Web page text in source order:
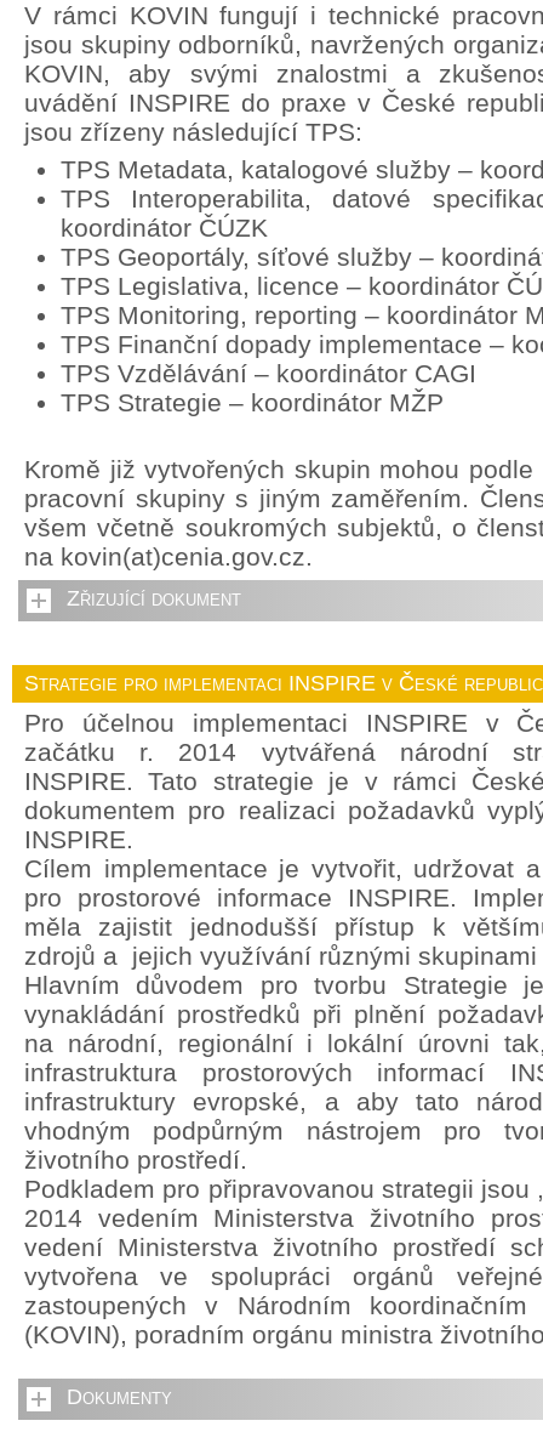
V rámci KOVIN fungují i technické
jsou skupiny odborníků, navržených
KOVIN, aby svými znalostmi a
uvádění INSPIRE do praxe v České
jsou zřízeny následující TPS:
TPS Metadata, katalogové služby –
TPS Interoperabilita, datové
koordinátor ČÚZK
TPS Geoportály, síťové služby –
TPS Legislativa, licence – koordinátor
TPS Monitoring, reporting – koordinátor
TPS Finanční dopady implementace –
TPS Vzdělávání – koordinátor CAGI
TPS Strategie – koordinátor MŽP
Kromě již vytvořených skupin mohou
pracovní skupiny s jiným zaměřením.
všem včetně soukromých subjektů, o
na kovin(at)cenia.gov.cz.
Zřizující dokument
Strategie pro implementaci INSPIRE v České
Pro účelnou implementaci INSPIRE v
začátku r. 2014 vytvářená národní
INSPIRE. Tato strategie je v rámci
dokumentem pro realizaci požadavků
INSPIRE.
Cílem implementace je vytvořit, udržovat
pro prostorové informace INSPIRE.
měla zajistit jednodušší přístup k
zdrojů a jejich využívání různými skupinami
Hlavním důvodem pro tvorbu Strategie
vynakládání prostředků při plnění
na národní, regionální i lokální úrovni
infrastruktura prostorových informací
infrastruktury evropské, a aby tato
vhodným podpůrným nástrojem pro
životního prostředí.
Podkladem pro připravovanou strategii jsou
2014 vedením Ministerstva životního
vedení Ministerstva životního prostředí
vytvořena ve spolupráci orgánů
zastoupených v Národním
(KOVIN), poradním orgánu ministra
Dokumenty